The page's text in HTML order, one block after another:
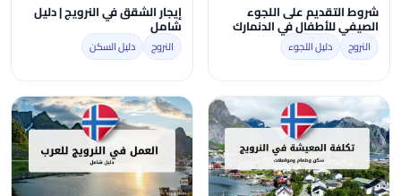
شروط التقديم على اللجوء
الصيفي للأطفال في الدنمارك
النروج دليل اللجوء
إيجار الشقق في النرويج | دليل
شامل
النروج دليل السكن